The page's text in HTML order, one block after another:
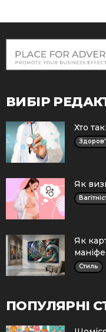
ВИБІР
Хто
Як
Як
Стиль
ПОПУЛЯРНІ